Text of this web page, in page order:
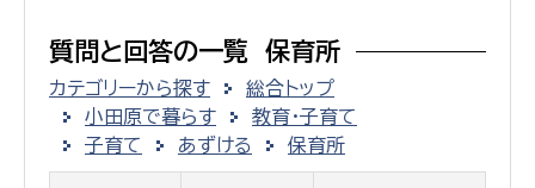
質問と回答の一覧 保育所
カテゴリーから探す
総合トップ
小田原で暮らす
教育・子育て
子育て
あずける 保育所